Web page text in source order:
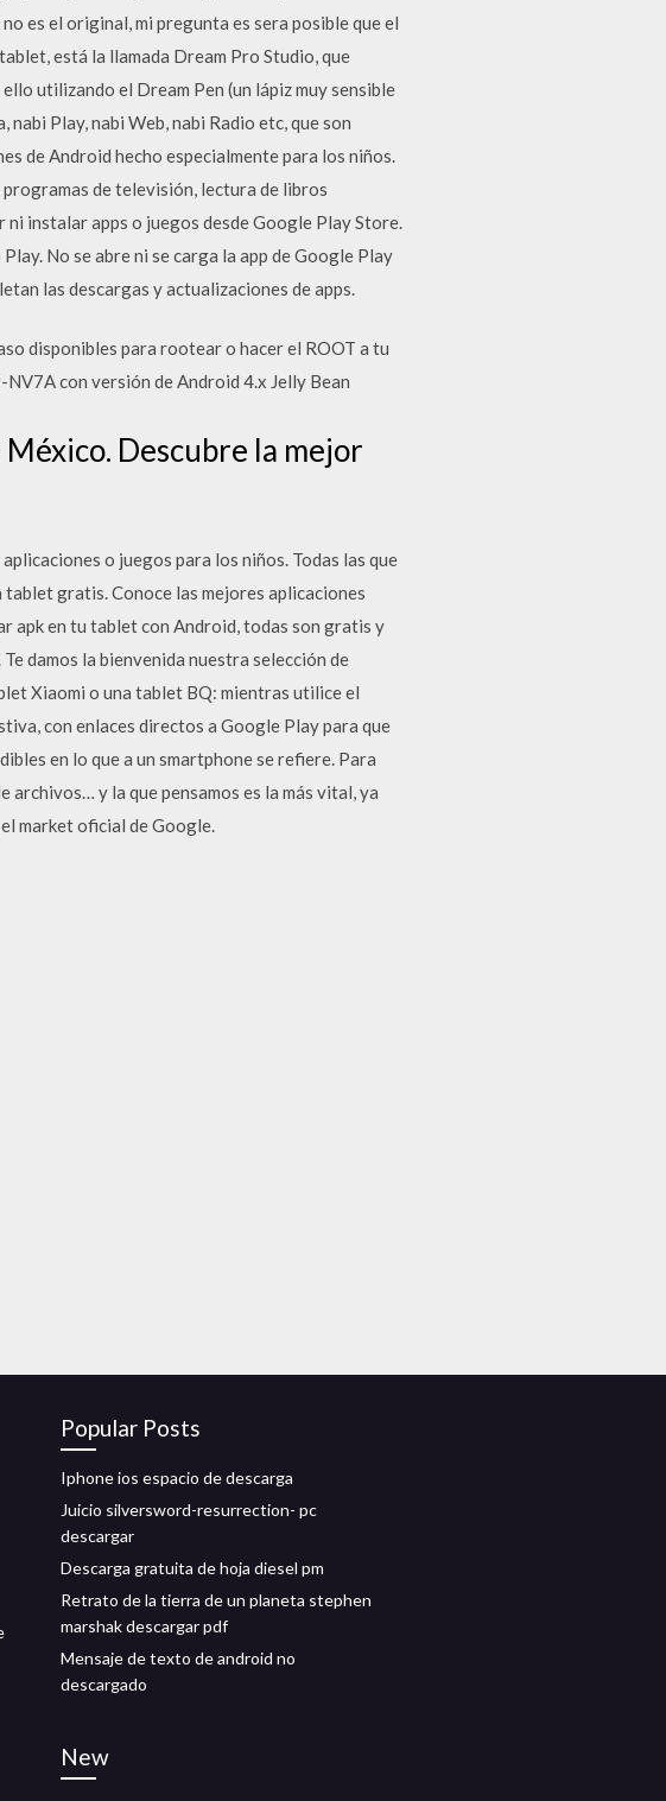
es el original, mi pregunta es sera posible que el
está la llamada Dream Pro Studio, que
utilizando el Dream Pen (un lápiz muy sensible
Play, nabi Web, nabi Radio etc, que son
de Android hecho especialmente para los niños.
de televisión, lectura de libros
instalar apps o juegos desde Google Play Store.
No se abre ni se carga la app de Google Play
las descargas y actualizaciones de apps.
disponibles para rootear o hacer el ROOT a tu
con versión de Android 4.x Jelly Bean
Descubre la mejor
o juegos para los niños. Todas las que
gratis. Conoce las mejores aplicaciones
apk en tu tablet con Android, todas son gratis y
damos la bienvenida nuestra selección de
Xiaomi o una tablet BQ: mientras utilice el
con enlaces directos a Google Play para que
en lo que a un smartphone se refiere. Para
archivos… y la que pensamos es la más vital, ya
market oficial de Google.
Popular Posts
Iphone ios espacio de descarga
Juicio silversword-resurrection- pc
descargar
Descarga gratuita de hoja diesel pm
Retrato de la tierra de un planeta stephen
marshak descargar pdf
Mensaje de texto de android no
descargado
New